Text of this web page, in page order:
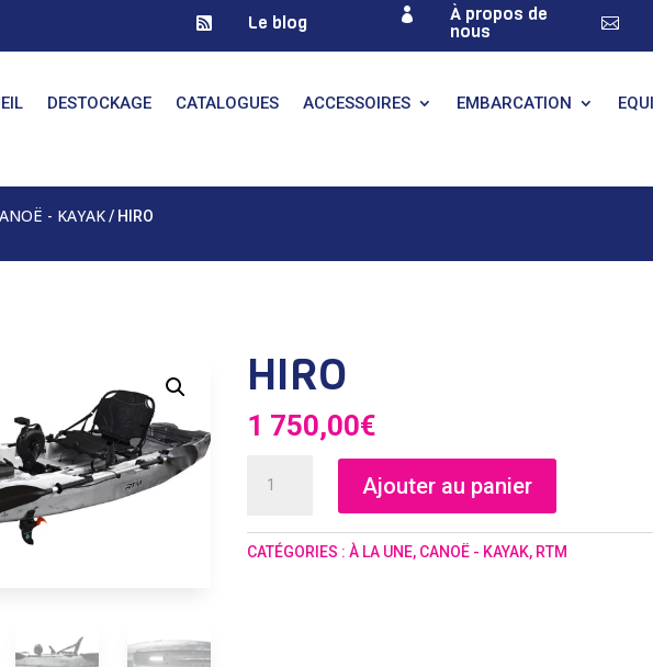
 Le blog  À propos de
nous 
DESTOCKAGE CATALOGUES ACCESSOIRES EMBARCATION
- KAYAK/ HIRO
HIRO
1 750,00€
Ajouter au panier
CATÉGORIES : À LA UNE, CANOË - KAYAK, RTM